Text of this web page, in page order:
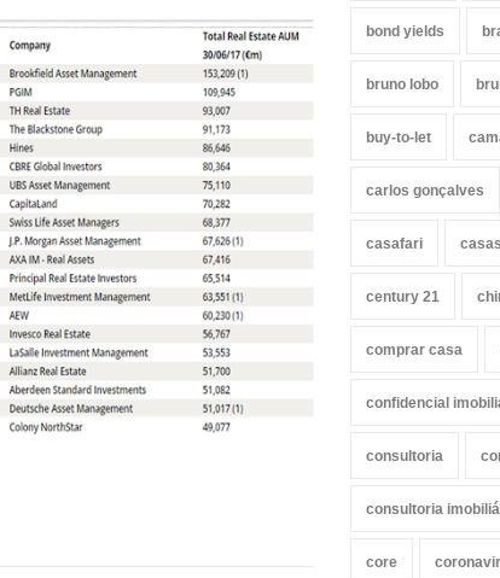
bond yields
bruno lobo
buy-to-let
carlos gonçalves
casafari casas
century 21
comprar casa
confidencial
consultoria
consultoria
core